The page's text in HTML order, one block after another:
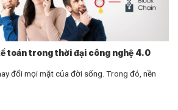
toán trong thời đại công nghệ 4.0
đổi mọi mặt của đời sống. Trong đó, nền